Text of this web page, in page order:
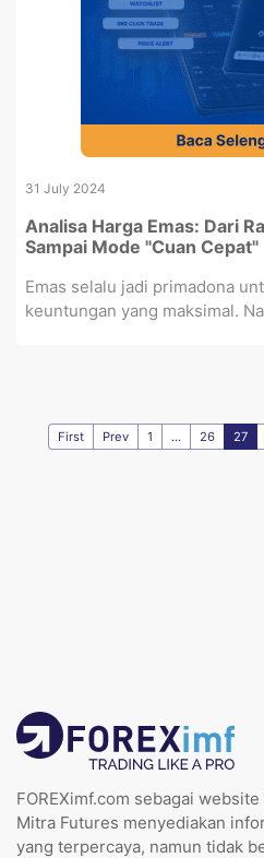
31 July 2024
Analisa Harga Emas: Dari
Sampai Mode "Cuan Cepat"
Emas selalu jadi primadona
keuntungan yang maksimal.
First Prev 1 ... 26 27
FOREXimf.com sebagai
Mitra Futures menyediakan
yang terpercaya, namun tidak